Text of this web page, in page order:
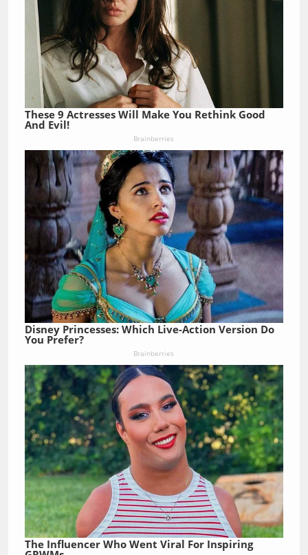
These 9 Actresses Will Make You Rethink Good
And Evil!
Brainberries
Disney Princesses: Which Live-Action Version Do
You Prefer?
Brainberries
The Influencer Who Went Viral For Inspiring